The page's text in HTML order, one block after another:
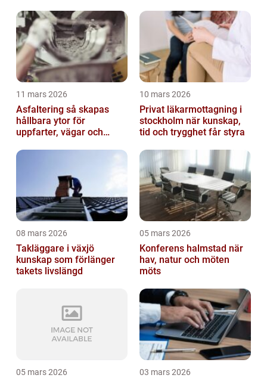
11 mars 2026
Asfaltering så skapas
hållbara ytor för
uppfarter, vägar och
10 mars 2026
Privat läkarmottagning i
stockholm när kunskap,
tid och trygghet får styra
08 mars 2026
Takläggare i växjö
kunskap som förlänger
takets livslängd
05 mars 2026
Konferens halmstad när
hav, natur och möten
möts
05 mars 2026 03 mars 2026